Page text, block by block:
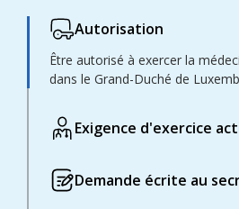
Autorisation
Être autorisé à exercer la
dans le Grand-Duché de
Exigence d'exercice
Demande écrite au